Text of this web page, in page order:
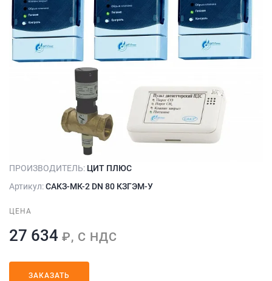
ПРОИЗВОДИТЕЛЬ: ЦИТ ПЛЮС
Артикул:САКЗ-МК-2 DN 80 КЗГЭМ-У
ЦЕНА
27 634 ₽, С НДС
ЗАКАЗАТЬ